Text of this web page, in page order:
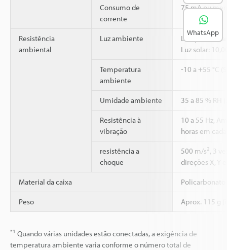
Consumo de
corrente
75 mA ou
Resistência
ambiental
Luz ambiente
Lâmpada
Luz solar:
Temperatura
ambiente
-10 a +55 °C
Umidade ambiente 35 a 85 % RH
Resistência à
vibração
10 a 55 Hz,
horas em
resistência a
choque
500 m/s2, 3
direções X, Y
Material da caixa Policarbonato
Peso Aprox. 115 g
*1 Quando várias unidades estão conectadas, a exigência de
temperatura ambiente varia conforme o número total de
WhatsApp